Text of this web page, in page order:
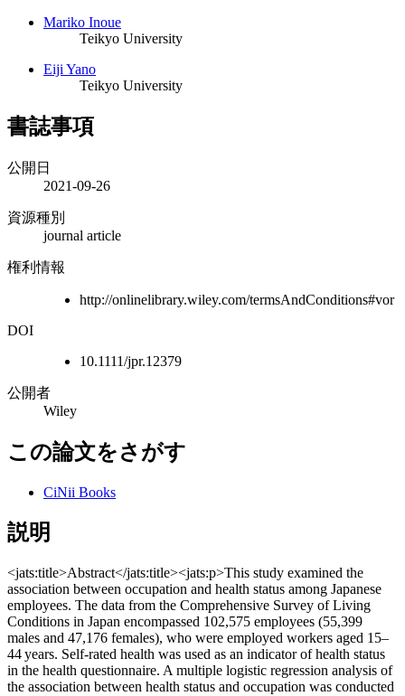
Mariko Inoue
Teikyo University
Eiji Yano
Teikyo University
書誌事項
公開日
2021-09-26
資源種別
journal article
権利情報
http://onlinelibrary.wiley.com/termsAndConditions#vor
DOI
10.1111/jpr.12379
公開者
Wiley
この論文をさがす
CiNii Books
説明
<jats:title>Abstract</jats:title><jats:p>This study examined the
association between occupation and health status among Japanese
employees. The data from the Comprehensive Survey of Living
Conditions in Japan encompassed 102,575 employees (55,399
males and 47,176 females), who were employed workers aged 15–
44 years. Self‐rated health was used as an indicator of health status
in the health questionnaire. A multiple logistic regression analysis of
the association between health status and occupation was conducted